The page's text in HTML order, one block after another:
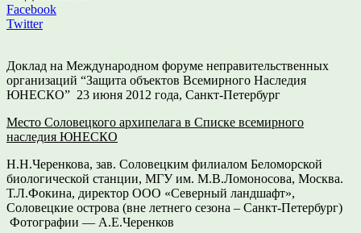
Facebook
Twitter
Доклад на Международном форуме неправительственных
организаций “Защита объектов Всемирного Наследия
ЮНЕСКО” 23 июня 2012 года, Санкт-Петербург
Место Соловецкого архипелага в Списке всемирного
наследия ЮНЕСКО
Н.Н.Черенкова, зав. Соловецким филиалом Беломорской
биологической станции, МГУ им. М.В.Ломоносова, Москва.
Т.Л.Фокина, директор ООО «Северный ландшафт»,
Соловецкие острова (вне летнего сезона – Санкт-Петербург)
Фотографии — А.Е.Черенков